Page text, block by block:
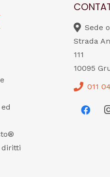
diritti
Sede
Strada
111
10095
011